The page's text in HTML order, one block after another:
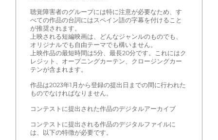
聴覚障害者のグループには特に注意が必要なため、す
べての作品の台詞にはスペイン語の字幕を付けること
が推奨されます。
上映される短編映画は、どんなジャンルのものでも、
オリジナルでも自由テーマでも構いません。
上映作品の最短時間は5分、最長20分です。これにはク
レジット、オープニングカーテン、クロージングカー
テンが含まれます。
作品は2023年1月から登録の提出日までの間に行われた
ものでなければなりません。
コンテストに提出された作品のデジタルアーカイブ
コンテストに提出される作品のデジタルファイルに
は、以下の特徴が必要です。